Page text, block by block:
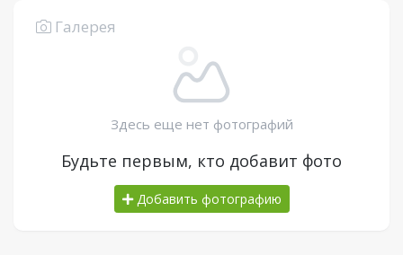
Галерея
Здесь еще нет фотографий
Будьте первым, кто добавит фото
Добавить фотографию